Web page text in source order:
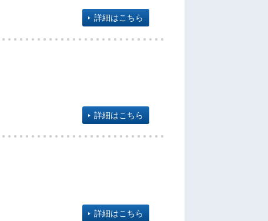
詳細はこちら
詳細はこちら
詳細はこちら